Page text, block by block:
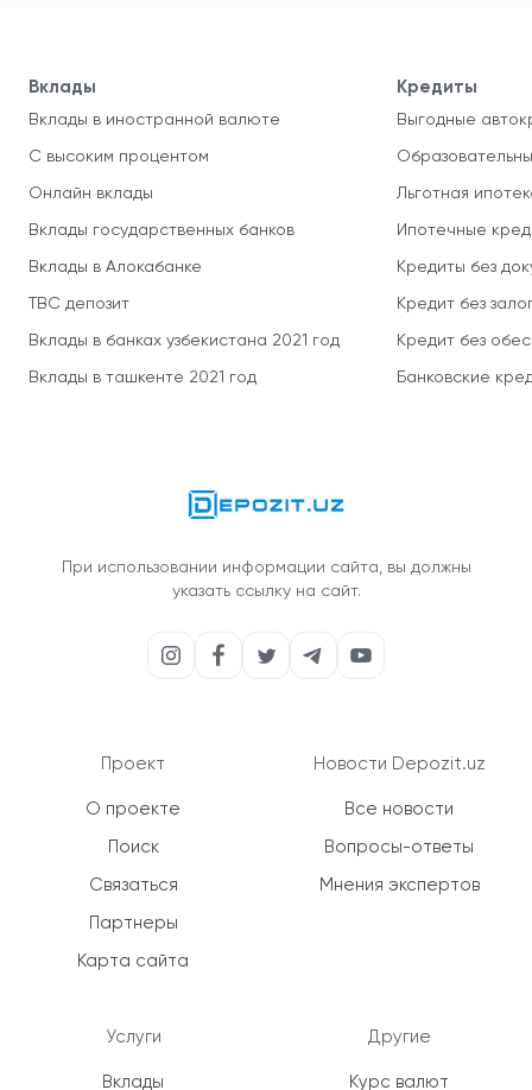
Вклады
Вклады в иностранной валюте
С высоким процентом
Онлайн вклады
Вклады государственных банков
Вклады в Алокабанке
TBC депозит
Вклады в банках узбекистана 2021 год
Вклады в ташкенте 2021 год
Кредиты
Выгодные
Льготная
Ипотечные
Кредиты без
Кредит без
Кредит без
Банковские
При использовании информации сайта, вы должны
указать ссылку на сайт.
Проект
О проекте
Поиск
Связаться
Партнеры
Карта сайта
Услуги
Вклады
Новости Depozit.uz
Все новости
Вопросы-ответы
Мнения экспертов
Другие
Курс валют